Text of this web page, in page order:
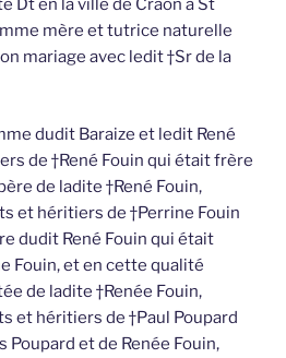
Dt en la ville de Craon à St
mère et tutrice naturelle
mariage avec ledit †Sr de la
dudit Baraize et ledit René
de †René Fouin qui était frère
de ladite †René Fouin,
et héritiers de †Perrine Fouin
dudit René Fouin qui était
Fouin, et en cette qualité
de ladite †Renée Fouin,
et héritiers de †Paul Poupard
Poupard et de Renée Fouin,